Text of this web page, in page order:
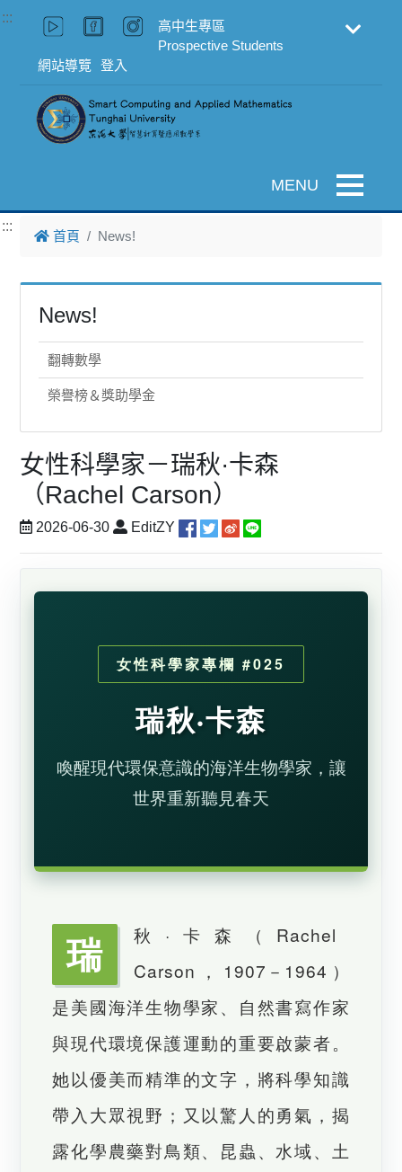
:::
高中生專區
Prospective Students
網站導覽 登入
Toggle
:::
首頁 News!
News!
翻轉數學
榮譽榜＆獎助學金
女性科學家－瑞秋·卡森
（Rachel Carson）
2026-06-30 EditZY
女性科學家專欄 #025
瑞秋·卡森
喚醒現代環保意識的海洋生物學家，讓
世界重新聽見春天
瑞
秋·卡森（Rachel
Carson，1907－1964）
是美國海洋生物學家、自然書寫作家
與現代環境保護運動的重要啟蒙者。
她以優美而精準的文字，將科學知識
帶入大眾視野；又以驚人的勇氣，揭
露化學農藥對鳥類、昆蟲、水域、土